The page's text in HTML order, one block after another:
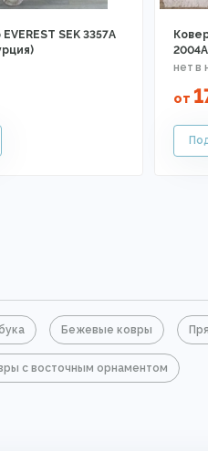
SEK 3357A
от
Бежевые ковры
с восточным орнаментом